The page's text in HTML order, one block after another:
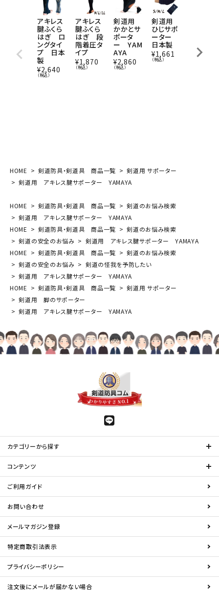
アキレス
腱ふくら
はぎ ロ
ングタイ
プ 日本
製
¥2,640
（税込）
アキレス
腱ふくら
はぎ 段
階着圧タ
イプ
¥1,870
（税込）
剣道用
かかとサ
ポータ
ー YAM
AYA
¥2,860
（税込）
剣道用
ひじサポ
ーター
日本製
¥1,661
（税込）
ー（底：皮
革製）
HOME 剣道防具・剣道具 商品一覧
剣道用 サポーター
剣道用 アキレス腱サポーター YAMAYA
HOME 剣道防具・剣道具 商品一覧
剣道のお悩み検索
剣道用 アキレス腱サポーター YAMAYA
HOME
剣道防具・剣道具 商品一覧
剣道のお悩み検索
剣道の安全のお悩み
剣道用 アキレス腱サポーター YAMAYA
HOME
剣道防具・剣道具 商品一覧
剣道のお悩み検索
剣道の安全のお悩み
剣道の怪我を予防したい
剣道用 アキレス腱サポーター YAMAYA
HOME
剣道防具・剣道具 商品一覧
剣道用 サポーター
剣道用 脚のサポーター
剣道用 アキレス腱サポーター YAMAYA
カテゴリーから探す
コンテンツ
ご利用ガイド
お問い合わせ
メールマガジン登録
特定商取引法表示
プライバシーポリシー
注文後にメールが届かない場合